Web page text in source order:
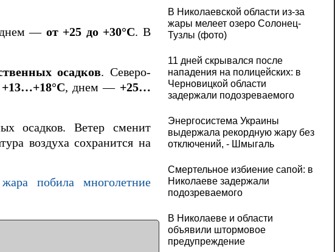
— от +25 до +30°C. В
осадков. Северо-
+13…+18°C, днем — +25…
осадков. Ветер сменит
воздуха сохранится на
побила многолетние
В Николаевской области из-за
жары мелеет озеро Солонец-
Тузлы (фото)
11 дней скрывался после
нападения на полицейских: в
Черновицкой области
задержали подозреваемого
Энергосистема Украины
выдержала рекордную жару без
отключений, - Шмыгаль
Смертельное избиение сапой: в
Николаеве задержали
подозреваемого
В Николаеве и области
объявили штормовое
предупреждение